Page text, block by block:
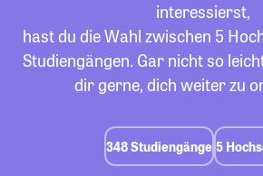
interessierst,
hast du die Wahl zwischen 5
Studiengängen. Gar nicht so
dir gerne, dich weiter zu
348 Studiengänge 5